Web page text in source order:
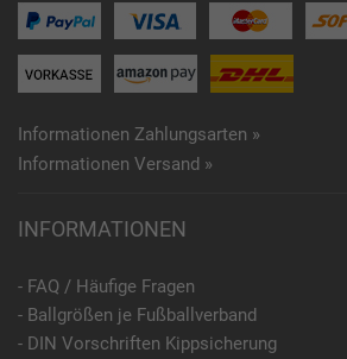
Informationen Zahlungsarten »
Informationen Versand »
INFORMATIONEN
- FAQ / Häufige Fragen
- Ballgrößen je Fußballverband
- DIN Vorschriften Kippsicherung